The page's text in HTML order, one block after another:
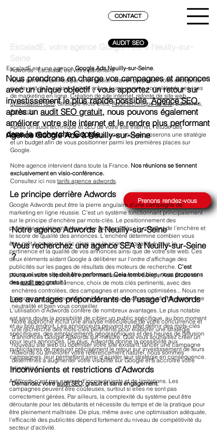
AUDIT SEO
CONTACT
ATTEINDRE LE SOMMET SUR GOOGLE
Agence Google Ads à Neuilly-sur-Seine
Prenons rendez-vous
EscaladE est une agenceGoogle Ads Neuilly-sur-Seine.
Nous prendrons en charge vos campagnes et annonces
avec un unique objectif : vous apportez un retour sur
investissement le plus rapide possible.Agence SEO,
après unaudit SEO gratuit, nous pouvons également
améliorer votre site internet et le rendre plus performant
dans la recherche Google.
Notre agence Adwords à Neuilly-sur-Seine
Vous recherchez une agence SEA à Neuilly-sur-Seine
?
Notre mission : optimiser votre investissement en Google Ads. Etude de
marché, de la concurrence, choix de mots clés pertinents, avec des
enchères controlées, des campagnes et annonces optimisées... Nous ne
prenons pas de rémunération liée au volume dépensé afin de garder une
neutralité et bien vous conseiller.
Notre approche inclut une analyse méticuleuse de votre concurrence et
une recherche des mots-clés pertinents pour élaborer une stratégie
d'annonces Google Adwords sur-mesure. Que vous souhaitiez créer un
nouveau site web ou optimiser votre site existant, lancer une campagne
Adwords ou améliorer votre référencement naturel, nous sommes
déterminés à augmenter votre visibilité sur Google et à accroître votre
clientèle.
Demandez votreaudit SEO, gratuit et sans engagement.
EscaladE, votre agence Google Ads à Neuilly-sur-
Seine
Adwords : EscaladE est votre partenaire
Nous sommes animés par une mission claire : propulser votre entreprise
au-devant de la scène digitale grâce à une gamme complète de services
de marketing en ligne. Création de site internet, refonte de site web,
optimisation SEO, Stratégie Mots-Clés,Audit technique du site, Backlinks,
Adwords...
Après un audit technique et SEO de votre site internet, l'étude des
positions de vos concurrents directs, nous vous proposerons une stratégie
et un budget afin de vous positionner parmi les premières places sur
Google.
Notre agence intervient dans toute la France. Nos réunions se tiennent
exclusivement en visio-conférence.
Consultez ici nos tarifs agence adwords.
Le principe derrière Adwords
Google Adwords peut être la pierre angulaire d'une campagne de
marketing en ligne réussie. C'est un système fonctionnant principalement
sur le principe d'enchère par mots-clés. Le positionnement des
publicités est déterminé par deux facteurs clés : le montant de l'enchère et
le score de qualité des annonces. L'enchère détermine combien vous
êtes prêt à payer par clic alors que le score de qualité évalue la
pertinence et la qualité de vos annonces ainsi que de votre site web. Ces
deux éléments aidant Google à délibérer sur l'ordre d'affichage des
publicités sur les pages de résultats des moteurs de recherche.C'est
pourquoi votre site doit être performant. Cela tombe bien, nous proposons
desaudit seogratuit !
Les avantages prépondérants de l'usage d'Adwords
L'utilisation d'Adwords confère de nombreux avantages. Le plus notable
est sans doute la possibilité de cibler un public spécifique, au bon moment
et au bon endroit. Les annonceurs peuvent en effet définir des mots-clés
spécifiques, des emplacements géographiques et des heures de diffusion
pour leurs annonces. De plus, Adwords donne la possibilité aux
publicitaires de mesurer précisément le retour sur investissement de leurs
campagnes, leur permettant ainsi d'ajuster leur stratégie en conséquence.
Inconvénients et restrictions d'Adwords
AdWords n'est pas exempt d'inconvénients et de limitations. Les
campagnes peuvent être coûteuses, surtout si elles ne sont pas
correctement gérées. Par ailleurs, la complexité du système peut être
déroutante pour les débutants et nécessite du temps et de la pratique pour
être pleinement maîtrisée. De plus, même avec une optimisation adéquate,
l'efficacité des publicités dépend fortement du niveau de compétitivité du
secteur d'activité.